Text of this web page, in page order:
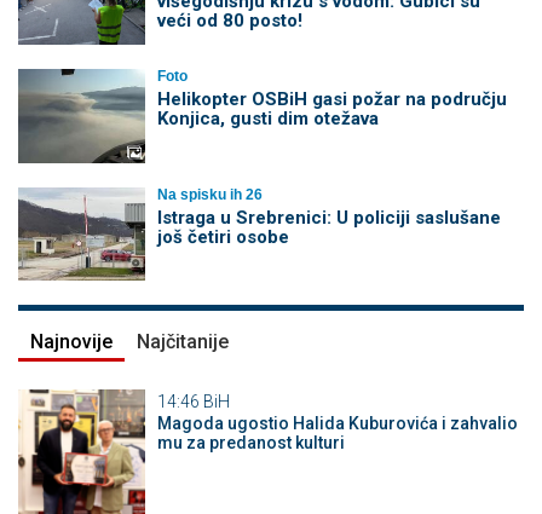
veći od 80 posto!
Foto
Helikopter OSBiH gasi požar na području
Konjica, gusti dim otežava
Na spisku ih 26
Istraga u Srebrenici: U policiji saslušane
još četiri osobe
Najnovije Najčitanije
14:46 BiH
Magoda ugostio Halida Kuburovića i zahvalio
mu za predanost kulturi